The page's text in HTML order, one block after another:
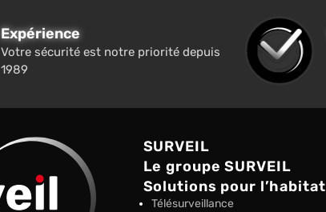
Expérience
Votre sécurité est notre priorité depuis
1989
SURVEIL
Le groupe SURVEIL
Solutions pour l’habitat
Télésurveillance